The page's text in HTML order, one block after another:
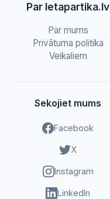
Par letapartika.lv
Par mums
Privātuma politika
Veikaliem
Sekojiet mums
Facebook
X
Instagram
LinkedIn